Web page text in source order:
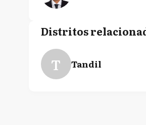
Distritos
T Tandil